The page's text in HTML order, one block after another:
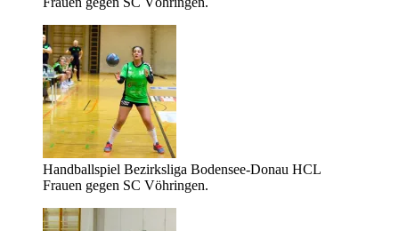
Handballspiel Bezirksliga Bodensee-Donau HCL
Frauen gegen SC Vöhringen.